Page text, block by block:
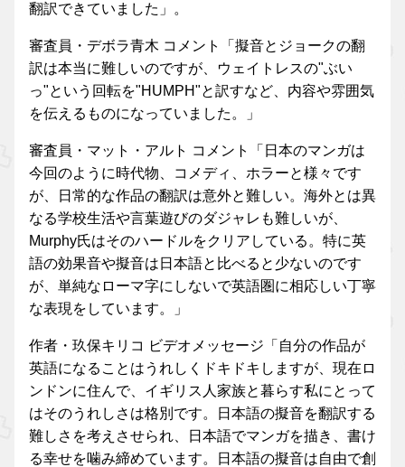
翻訳できていました」。
審査員・デボラ青木 コメント「擬音とジョークの翻
訳は本当に難しいのですが、ウェイトレスの"ぶい
っ"という回転を"HUMPH"と訳すなど、内容や雰囲気
を伝えるものになっていました。」
審査員・マット・アルト コメント「日本のマンガは
今回のように時代物、コメディ、ホラーと様々です
が、日常的な作品の翻訳は意外と難しい。海外とは異
なる学校生活や言葉遊びのダジャレも難しいが、
Murphy氏はそのハードルをクリアしている。特に英
語の効果音や擬音は日本語と比べると少ないのです
が、単純なローマ字にしないで英語圏に相応しい丁寧
な表現をしています。」
作者・玖保キリコ ビデオメッセージ「自分の作品が
英語になることはうれしくドキドキしますが、現在ロ
ンドンに住んで、イギリス人家族と暮らす私にとって
はそのうれしさは格別です。日本語の擬音を翻訳する
難しさを考えさせられ、日本語でマンガを描き、書け
る幸せを噛み締めています。日本語の擬音は自由で創